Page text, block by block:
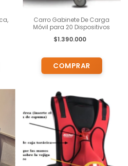
Carro Gabinete De Carga
Móvil para 20 Dispositivos
$1.390.000